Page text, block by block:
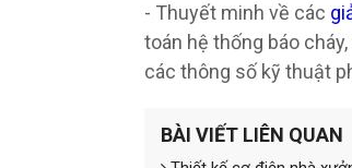
- Thuyết minh về các
toán hệ thống báo
các thông số kỹ thuật
BÀI VIẾT LIÊN QUAN